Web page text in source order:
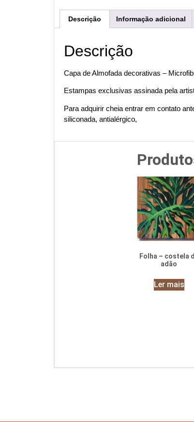
Descrição
Informação adicional
Descrição
Capa de Almofada decorativas –
Estampas exclusivas assinada pela
Para adquirir cheia entrar em contato
siliconada, antialérgico,
Folha – costela
adão
Ler mais